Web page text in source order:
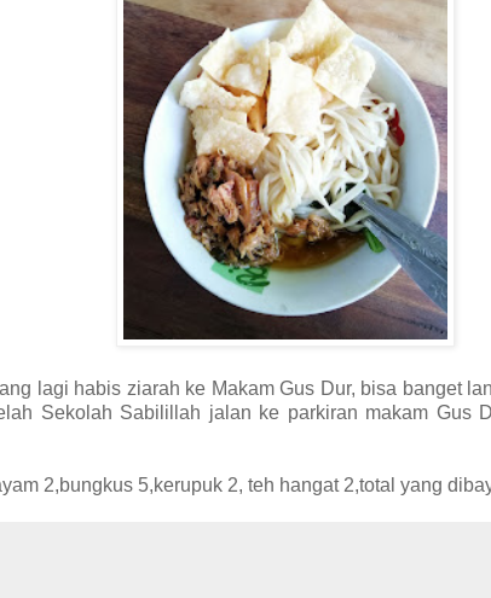
lagi habis ziarah ke Makam Gus Dur, bisa banget
Sekolah Sabilillah jalan ke parkiran makam Gus
2,bungkus 5,kerupuk 2, teh hangat 2,total yang